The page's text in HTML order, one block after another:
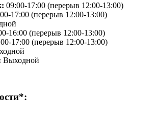
09:00-17:00 (перерыв 12:00-13:00)
17:00 (перерыв 12:00-13:00)
16:00 (перерыв 12:00-13:00)
17:00 (перерыв 12:00-13:00)
Выходной